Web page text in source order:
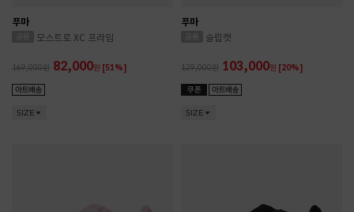
푸마
모스트로 XC 프라임
169,000 82,000원 [51%]
SIZE
푸마
슬립캣
129,000 103,000원 [20%]
SIZE